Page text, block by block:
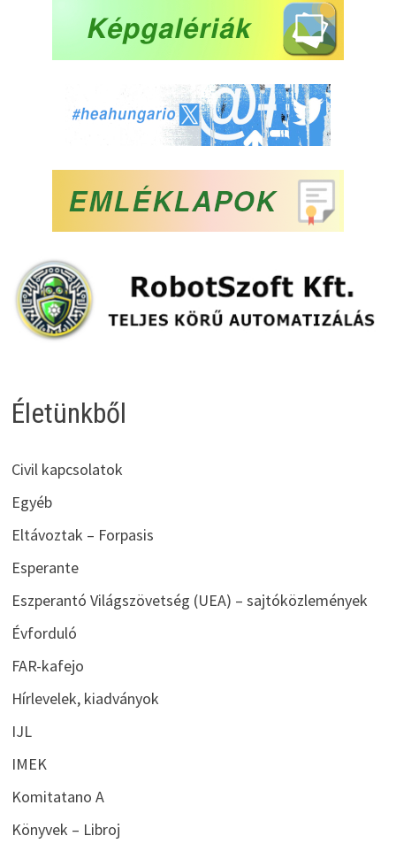
Életünkből
Civil kapcsolatok
Egyéb
Eltávoztak – Forpasis
Esperante
Eszperantó Világszövetség (UEA) – sajtóközlemények
Évforduló
FAR-kafejo
Hírlevelek, kiadványok
IJL
IMEK
Komitatano A
Könyvek – Libroj